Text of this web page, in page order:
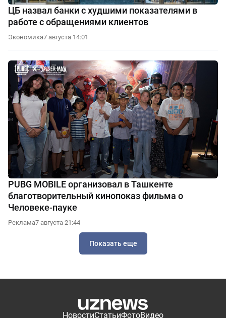
ЦБ назвал банки с худшими показателями в
работе с обращениями клиентов
Экономика7 августа 14:01
PUBG MOBILE организовал в Ташкенте
благотворительный кинопоказ фильма о
Человеке-пауке
Реклама7 августа 21:44
Показать еще
НовостиСтатьиФотоВидео